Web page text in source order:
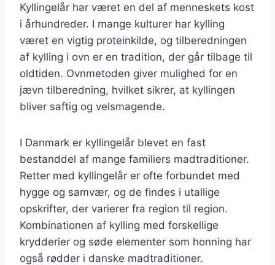
Kyllingelår har været en del af menneskets kost
i århundreder. I mange kulturer har kylling
været en vigtig proteinkilde, og tilberedningen
af kylling i ovn er en tradition, der går tilbage til
oldtiden. Ovnmetoden giver mulighed for en
jævn tilberedning, hvilket sikrer, at kyllingen
bliver saftig og velsmagende.
I Danmark er kyllingelår blevet en fast
bestanddel af mange familiers madtraditioner.
Retter med kyllingelår er ofte forbundet med
hygge og samvær, og de findes i utallige
opskrifter, der varierer fra region til region.
Kombinationen af kylling med forskellige
krydderier og søde elementer som honning har
også rødder i danske madtraditioner.